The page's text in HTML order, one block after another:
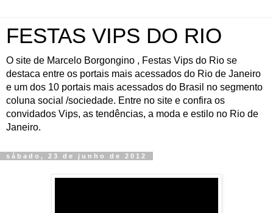
FESTAS VIPS DO RIO
O site de Marcelo Borgongino , Festas Vips do Rio se
destaca entre os portais mais acessados do Rio de Janeiro
e um dos 10 portais mais acessados do Brasil no segmento
coluna social /sociedade. Entre no site e confira os
convidados Vips, as tendências, a moda e estilo no Rio de
Janeiro.
sábado, 23 de junho de 2012